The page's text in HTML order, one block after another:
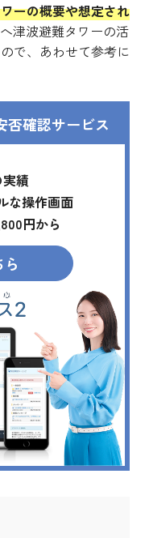
ーの概要や想定され
津波避難タワーの活
で、あわせて参考に
否確認サービス
績
な操作画面
円から